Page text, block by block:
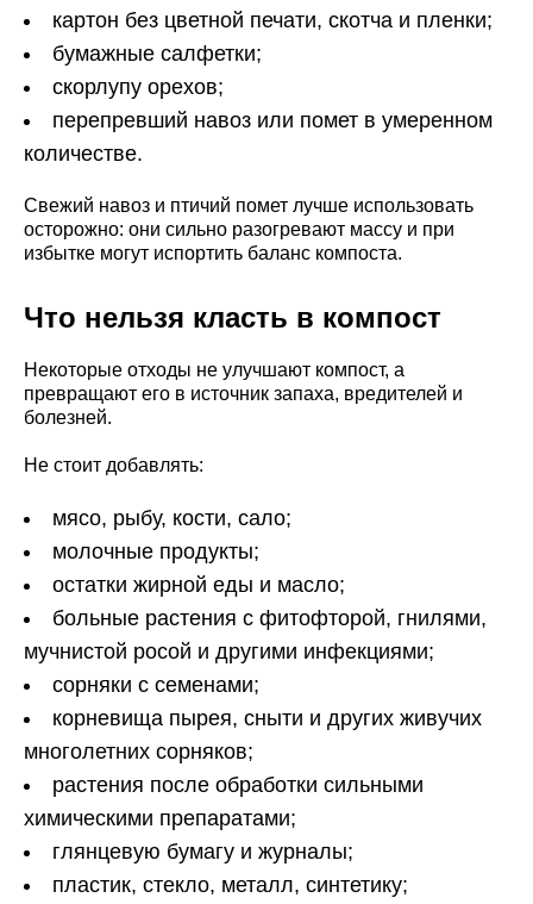
картон без цветной печати, скотча и пленки;
бумажные салфетки;
скорлупу орехов;
перепревший навоз или помет в умеренном
количестве.
Свежий навоз и птичий помет лучше использовать
осторожно: они сильно разогревают массу и при
избытке могут испортить баланс компоста.
Что нельзя класть в компост
Некоторые отходы не улучшают компост, а
превращают его в источник запаха, вредителей и
болезней.
Не стоит добавлять:
мясо, рыбу, кости, сало;
молочные продукты;
остатки жирной еды и масло;
больные растения с фитофторой, гнилями,
мучнистой росой и другими инфекциями;
сорняки с семенами;
корневища пырея, сныти и других живучих
многолетних сорняков;
растения после обработки сильными
химическими препаратами;
глянцевую бумагу и журналы;
пластик, стекло, металл, синтетику;